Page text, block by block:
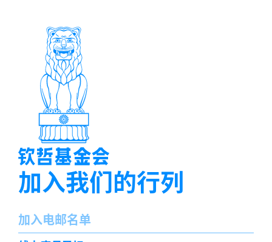
加入我们的行列
名
字
加入电邮名单